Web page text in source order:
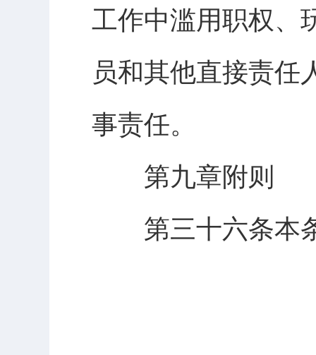
工作中滥用职权、
员和其他直接责任
事责任。
第九章附则
第三十六条本